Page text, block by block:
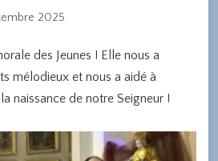
2025
des Jeunes ! Elle nous a
mélodieux et nous a aidé à
naissance de notre Seigneur !